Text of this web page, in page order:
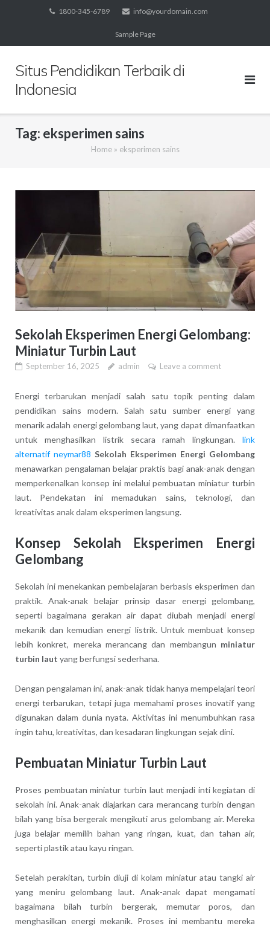
1800-345-6789 info@yourdomain.com
Sample Page
Situs Pendidikan Terbaik di
Indonesia
Tag: eksperimen sains
Home» eksperimen sains
Sekolah Eksperimen Energi Gelombang:
Miniatur Turbin Laut
September 16, 2025 admin Leave a comment
Energi terbarukan menjadi salah satu topik penting dalam
pendidikan sains modern. Salah satu sumber energi yang
menarik adalah energi gelombang laut, yang dapat dimanfaatkan
untuk menghasilkan listrik secara ramah lingkungan.link
alternatif neymar88 Sekolah Eksperimen Energi Gelombang
menawarkan pengalaman belajar praktis bagi anak-anak dengan
memperkenalkan konsep ini melalui pembuatan miniatur turbin
laut. Pendekatan ini memadukan sains, teknologi, dan
kreativitas anak dalam eksperimen langsung.
Konsep Sekolah Eksperimen Energi
Gelombang
Sekolah ini menekankan pembelajaran berbasis eksperimen dan
praktik. Anak-anak belajar prinsip dasar energi gelombang,
seperti bagaimana gerakan air dapat diubah menjadi energi
mekanik dan kemudian energi listrik. Untuk membuat konsep
lebih konkret, mereka merancang dan membangun miniatur
turbin laut yang berfungsi sederhana.
Dengan pengalaman ini, anak-anak tidak hanya mempelajari teori
energi terbarukan, tetapi juga memahami proses inovatif yang
digunakan dalam dunia nyata. Aktivitas ini menumbuhkan rasa
ingin tahu, kreativitas, dan kesadaran lingkungan sejak dini.
Pembuatan Miniatur Turbin Laut
Proses pembuatan miniatur turbin laut menjadi inti kegiatan di
sekolah ini. Anak-anak diajarkan cara merancang turbin dengan
bilah yang bisa bergerak mengikuti arus gelombang air. Mereka
juga belajar memilih bahan yang ringan, kuat, dan tahan air,
seperti plastik atau kayu ringan.
Setelah perakitan, turbin diuji di kolam miniatur atau tangki air
yang meniru gelombang laut. Anak-anak dapat mengamati
bagaimana bilah turbin bergerak, memutar poros, dan
menghasilkan energi mekanik. Proses ini membantu mereka